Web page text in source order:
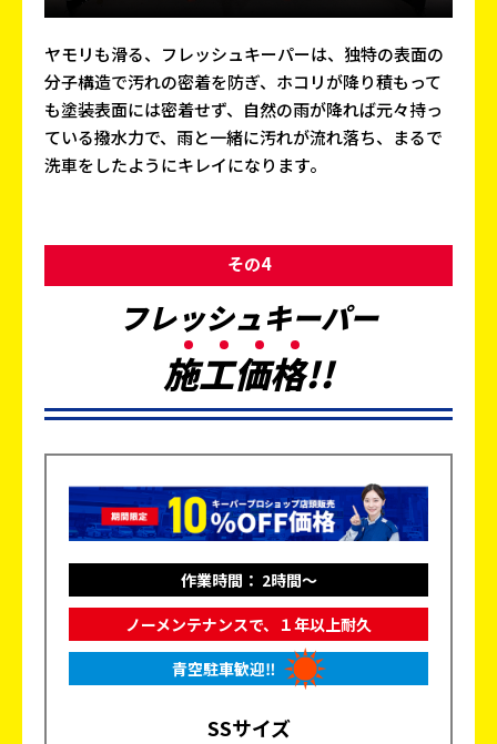
ヤモリも滑る、フレッシュキーパーは、独特の表面の
分子構造で汚れの密着を防ぎ、ホコリが降り積もって
も塗装表面には密着せず、自然の雨が降れば元々持っ
ている撥水力で、雨と一緒に汚れが流れ落ち、まるで
洗車をしたようにキレイになります。
その4
フレッシュキーパー
施工価格!!
作業時間： 2時間～
ノーメンテナンスで、１年以上耐久
青空駐車歓迎‼
SSサイズ